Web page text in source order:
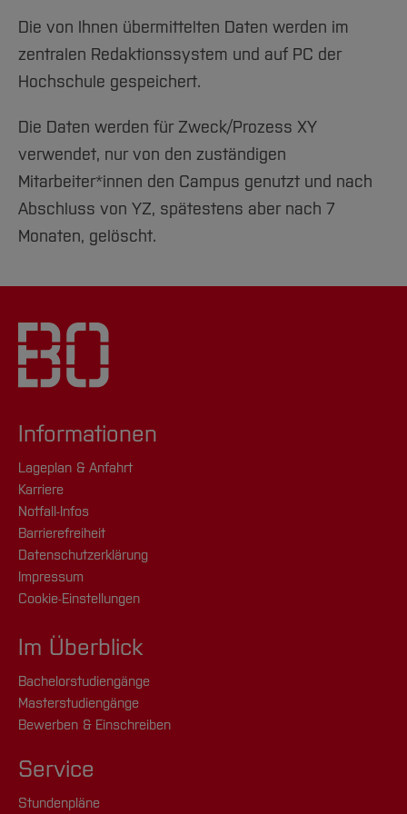
Arbeiten im FB G
Team
Studium
Fachgruppen
International
Service
Notfall-Infos
Gleichstellung
Diskriminierungsfreie Hochschule
Wahlen
Hochschulbibliothek
Hochschulkommunikation
International Office
Zentrale Studienberatung
Die von Ihnen übermittelten Daten werden im
zentralen Redaktionssystem und auf PC der
Hochschule gespeichert.
Die Daten werden für Zweck/Prozess XY
verwendet, nur von den zuständigen
Mitarbeiter*innen den Campus genutzt und nach
Abschluss von YZ, spätestens aber nach 7
Monaten, gelöscht.
Informationen
Lageplan & Anfahrt
Karriere
Notfall-Infos
Barrierefreiheit
Datenschutzerklärung
Impressum
Cookie-Einstellungen
Im Überblick
Bachelorstudiengänge
Masterstudiengänge
Bewerben & Einschreiben
Service
Stundenpläne